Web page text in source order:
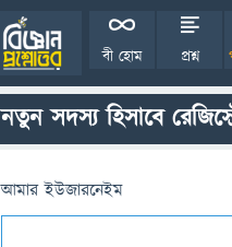
বী হোম প্রশ্ন
নতুন সদস্য হিসাবে
আমার ইউজারনেইম